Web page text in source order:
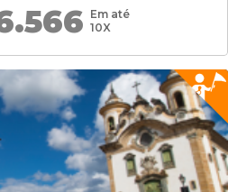
Em até
10X